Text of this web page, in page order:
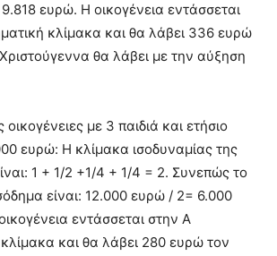
ευρώ. Η οικογένεια εντάσσεται
κλίμακα και θα λάβει 336 ευρώ
θα λάβει με την αύξηση
με 3 παιδιά και ετήσιο
ευρώ: Η κλίμακα ισοδυναμίας της
1 + 1/2 +1/4 + 1/4 = 2. Συνεπώς το
είναι: 12.000 ευρώ / 2= 6.000
εντάσσεται στην Α
κλίμακα και θα λάβει 280 ευρώ τον